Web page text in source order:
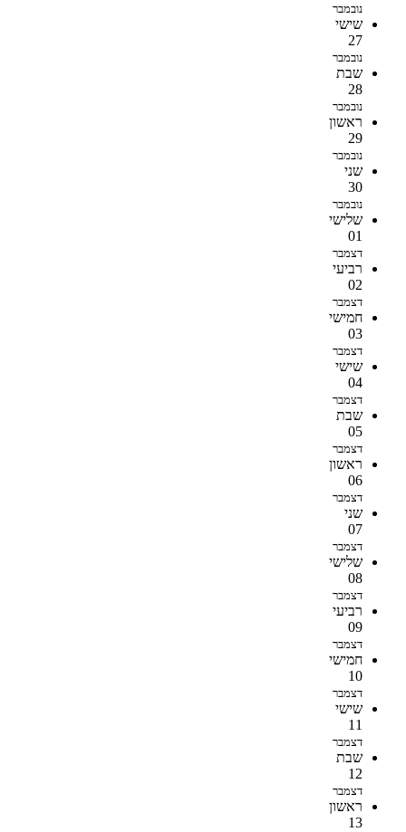
נובמבר
שישי
27
נובמבר
שבת
28
נובמבר
ראשון
29
נובמבר
שני
30
נובמבר
שלישי
01
דצמבר
רביעי
02
דצמבר
חמישי
03
דצמבר
שישי
04
דצמבר
שבת
05
דצמבר
ראשון
06
דצמבר
שני
07
דצמבר
שלישי
08
דצמבר
רביעי
09
דצמבר
חמישי
10
דצמבר
שישי
11
דצמבר
שבת
12
דצמבר
ראשון
13